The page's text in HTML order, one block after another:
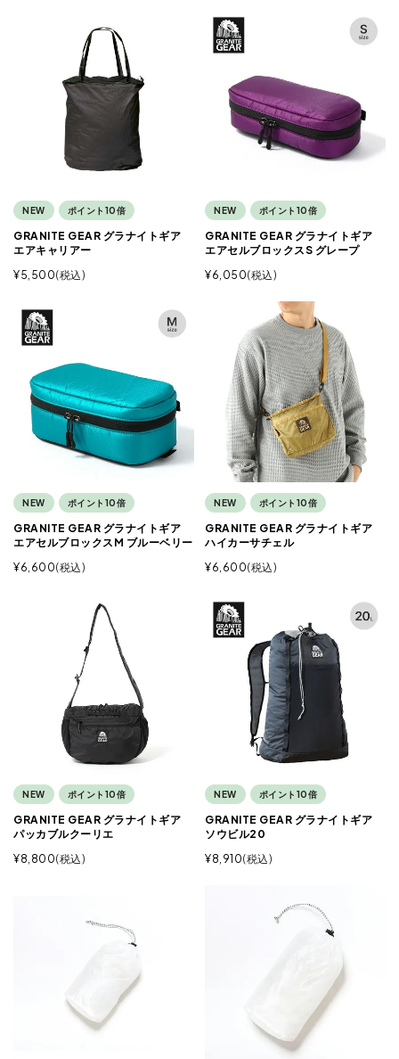
NEW ポイント10倍
GRANITE GEAR グラナイトギア
エアキャリアー
¥5,500 税込
NEW ポイント10倍
GRANITE GEAR グラナイトギア
エアセルブロックスS グレープ
¥6,050 税込
NEW ポイント10倍
GRANITE GEAR グラナイトギア
エアセルブロックスM ブルーベリー
¥6,600 税込
NEW ポイント10倍
GRANITE GEAR グラナイトギア
ハイカーサチェル
¥6,600 税込
NEW ポイント10倍
GRANITE GEAR グラナイトギア
パッカブルクーリエ
¥8,800 税込
NEW ポイント10倍
GRANITE GEAR グラナイトギア
ソウビル20
¥8,910 税込